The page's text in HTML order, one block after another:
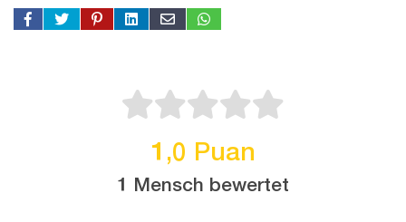
1,0 Puan
1 Mensch bewertet